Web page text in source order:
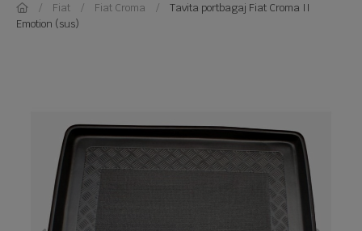
Fiat Fiat Croma
Tavita portbagaj Fiat Croma II
Emotion (sus)